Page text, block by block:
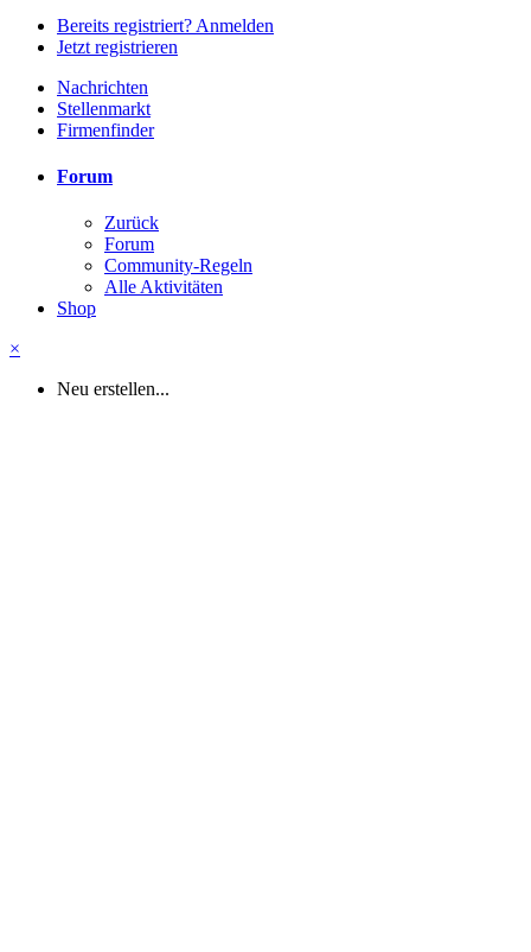
Bereits registriert? Anmelden
Jetzt registrieren
Nachrichten
Stellenmarkt
Firmenfinder
Forum
Zurück
Forum
Community-Regeln
Alle Aktivitäten
Shop
×
Neu erstellen...